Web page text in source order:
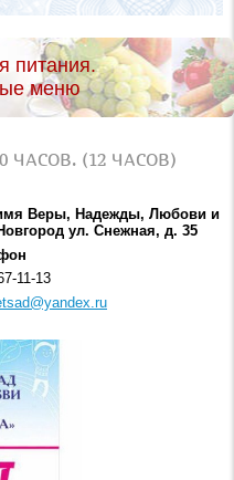
питания.
меню
ЧАСОВ. (12 ЧАСОВ)
Веры, Надежды, Любови и
ул. Снежная, д. 35
11-13